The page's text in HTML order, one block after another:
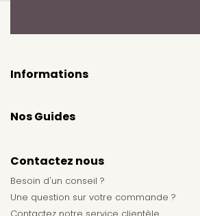
Informations
Nos Guides
Contactez nous
Besoin d'un conseil ?
Une question sur votre commande ?